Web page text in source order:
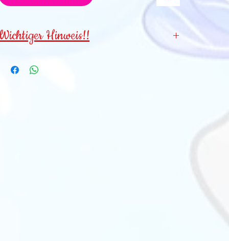
Hinweis!!
3 Jahren NICHT geeignet!